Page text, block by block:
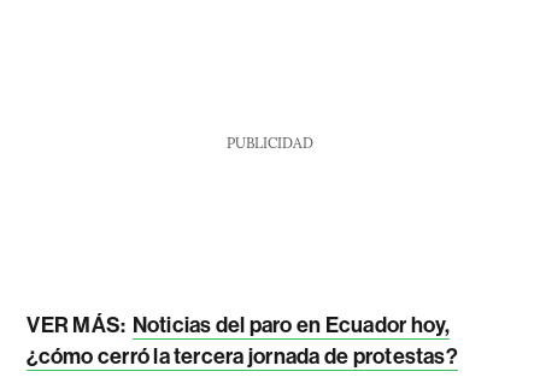
PUBLICIDAD
VER MÁS: Noticias del paro en Ecuador hoy,
¿cómo cerró la tercera jornada de protestas?